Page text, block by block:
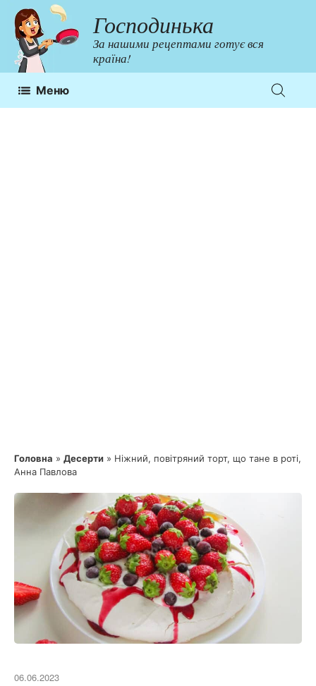
Перейти
до
контенту
Господинька
За нашими рецептами готує вся
країна!
Меню
Головна » Десерти » Ніжний, повітряний торт, що тане в роті,
Анна Павлова
06.06.2023